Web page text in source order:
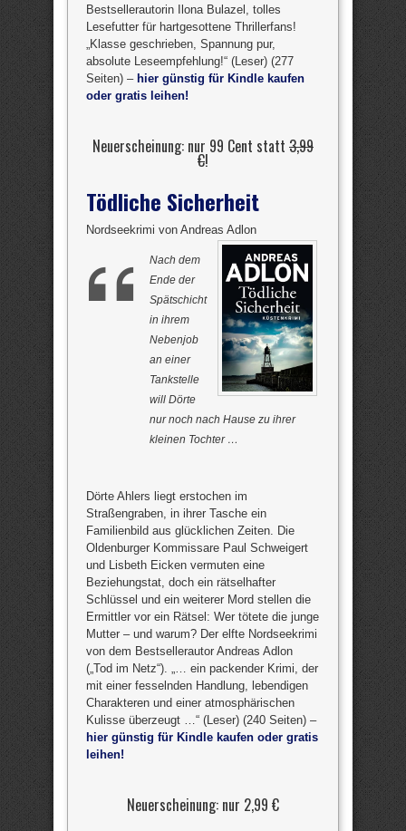
Bestsellerautorin Ilona Bulazel, tolles
Lesefutter für hartgesottene Thrillerfans!
„Klasse geschrieben, Spannung pur,
absolute Leseempfehlung!“ (Leser) (277
Seiten) – hier günstig für Kindle kaufen
oder gratis leihen!
Neuerscheinung: nur 99 Cent statt 3,99
€!
Tödliche Sicherheit
Nordseekrimi von Andreas Adlon
Nach dem
Ende der
Spätschicht
in ihrem
Nebenjob
an einer
Tankstelle
will Dörte
nur noch nach Hause zu ihrer
kleinen Tochter …
Dörte Ahlers liegt erstochen im
Straßengraben, in ihrer Tasche ein
Familienbild aus glücklichen Zeiten. Die
Oldenburger Kommissare Paul Schweigert
und Lisbeth Eicken vermuten eine
Beziehungstat, doch ein rätselhafter
Schlüssel und ein weiterer Mord stellen die
Ermittler vor ein Rätsel: Wer tötete die junge
Mutter – und warum? Der elfte Nordseekrimi
von dem Bestsellerautor Andreas Adlon
(„Tod im Netz“). „… ein packender Krimi, der
mit einer fesselnden Handlung, lebendigen
Charakteren und einer atmosphärischen
Kulisse überzeugt …“ (Leser) (240 Seiten) –
hier günstig für Kindle kaufen oder gratis
leihen!
Neuerscheinung: nur 2,99 €